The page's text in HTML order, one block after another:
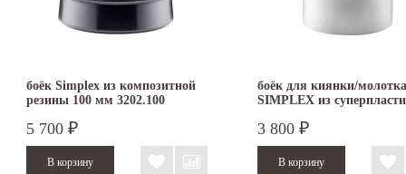
боёк Simplex из композитной
резины 100 мм 3202.100
5 700 ₽
боёк для киянки/молотка
SIMPLEX из
3 800 ₽